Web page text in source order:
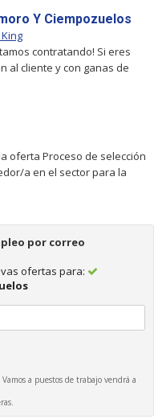
Y Ciempozuelos
contratando! Si eres
al cliente y con ganas de
oferta Proceso de selección
a en el sector para la
por correo
ofertas para:
a puestos de trabajo vendrá a